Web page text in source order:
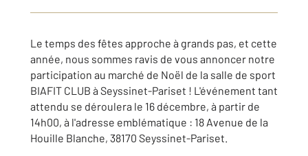
Le temps des fêtes approche à grands pas, et cette
année, nous sommes ravis de vous annoncer notre
participation au marché de Noël de la salle de sport
BIAFIT CLUB à Seyssinet-Pariset ! L'événement tant
attendu se déroulera le 16 décembre, à partir de
14h00, à l'adresse emblématique : 18 Avenue de la
Houille Blanche, 38170 Seyssinet-Pariset.